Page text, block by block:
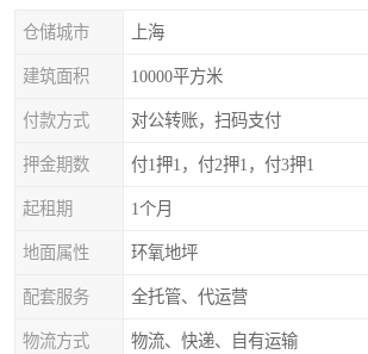
仓储城市 上海
建筑面积 10000平方米
付款方式 对公转账，扫码支付
押金期数 付1押1，付2押1，付3押1
起租期 1个月
地面属性 环氧地坪
配套服务 全托管、代运营
物流方式 物流、快递、自有运输